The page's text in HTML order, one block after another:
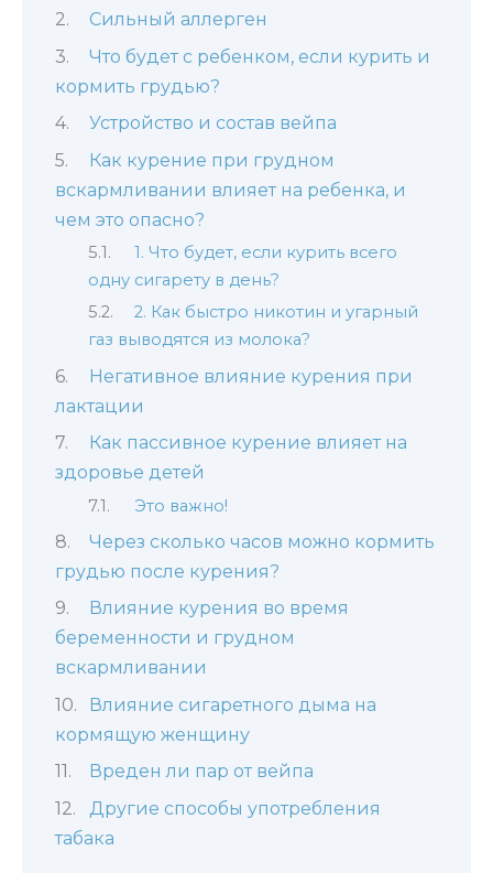
Сильный аллерген
Что будет с ребенком, если курить и
кормить грудью?
Устройство и состав вейпа
Как курение при грудном
вскармливании влияет на ребенка, и
чем это опасно?
1. Что будет, если курить всего
одну сигарету в день?
2. Как быстро никотин и угарный
газ выводятся из молока?
Негативное влияние курения при
лактации
Как пассивное курение влияет на
здоровье детей
Это важно!
Через сколько часов можно кормить
грудью после курения?
Влияние курения во время
беременности и грудном
вскармливании
Влияние сигаретного дыма на
кормящую женщину
Вреден ли пар от вейпа
Другие способы употребления
табака